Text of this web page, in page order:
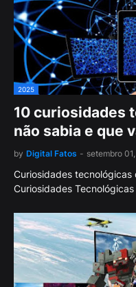
2025
10 curiosidades
não sabia e que
by Digital Fatos - setembro
Curiosidades
Curiosidades